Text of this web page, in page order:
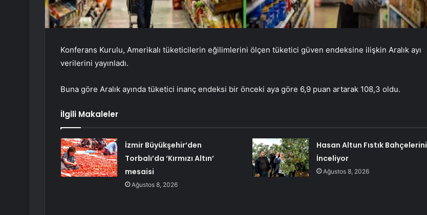
Konferans Kurulu, Amerikalı tüketicilerin eğilimlerini ölçen tüketici güven endeksine ilişkin Aralık ayı
verilerini yayınladı.
Buna göre Aralık ayında tüketici inanç endeksi bir önceki aya göre 6,9 ​​puan artarak 108,3 oldu.
İlgili Makaleler
İzmir Büyükşehir’den
Torbalı’da ‘Kırmızı Altın’
mesaisi
Ağustos 8, 2026
Hasan Altun Fıstık Bahçelerini
İnceliyor
Ağustos 8, 2026